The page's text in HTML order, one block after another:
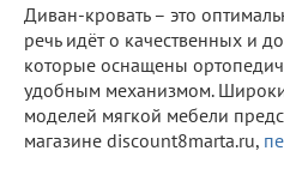
Диван-кровать – это
речь идёт о качественных и
которые оснащены
удобным механизмом.
моделей мягкой мебели
магазине discount8marta.ru,